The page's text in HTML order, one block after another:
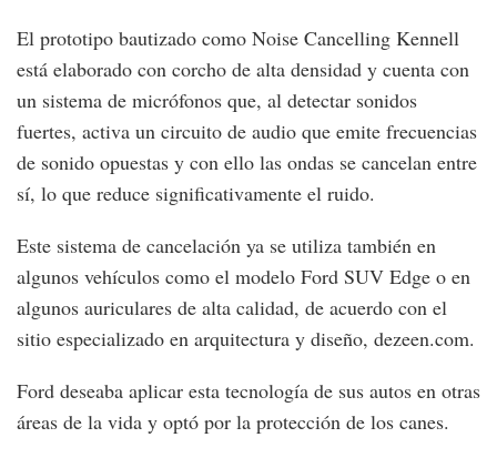
El prototipo bautizado como Noise Cancelling Kennell
está elaborado con corcho de alta densidad y cuenta con
un sistema de micrófonos que, al detectar sonidos
fuertes, activa un circuito de audio que emite frecuencias
de sonido opuestas y con ello las ondas se cancelan entre
sí, lo que reduce significativamente el ruido.
Este sistema de cancelación ya se utiliza también en
algunos vehículos como el modelo Ford SUV Edge o en
algunos auriculares de alta calidad, de acuerdo con el
sitio especializado en arquitectura y diseño, dezeen.com.
Ford deseaba aplicar esta tecnología de sus autos en otras
áreas de la vida y optó por la protección de los canes.